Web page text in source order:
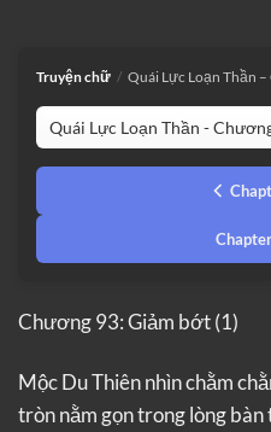
Truyện chữ / Quái Lực Loạn Thần
Chương 93: Giảm bớt (1)
Mộc Du Thiên nhìn chằm
tròn nằm gọn trong lòng bàn